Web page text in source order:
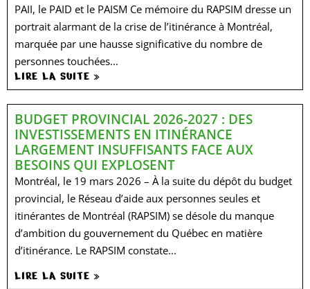
PAII, le PAID et le PAISM Ce mémoire du RAPSIM dresse un
portrait alarmant de la crise de l’itinérance à Montréal,
marquée par une hausse significative du nombre de
personnes touchées...
LIRE LA SUITE »
BUDGET PROVINCIAL 2026-2027 : DES
INVESTISSEMENTS EN ITINÉRANCE
LARGEMENT INSUFFISANTS FACE AUX
BESOINS QUI EXPLOSENT
Montréal, le 19 mars 2026 – À la suite du dépôt du budget
provincial, le Réseau d’aide aux personnes seules et
itinérantes de Montréal (RAPSIM) se désole du manque
d’ambition du gouvernement du Québec en matière
d’itinérance. Le RAPSIM constate...
LIRE LA SUITE »